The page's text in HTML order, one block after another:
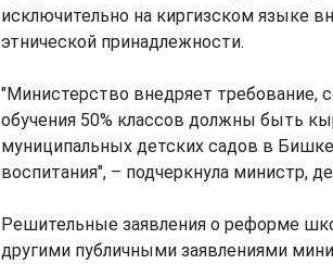
исключительно на киргизском языке
этнической принадлежности.
"Министерство внедряет требование,
обучения 50% классов должны быть
муниципальных детских садов в
воспитания", – подчеркнула министр,
Решительные заявления о реформе
другими публичными заявлениями